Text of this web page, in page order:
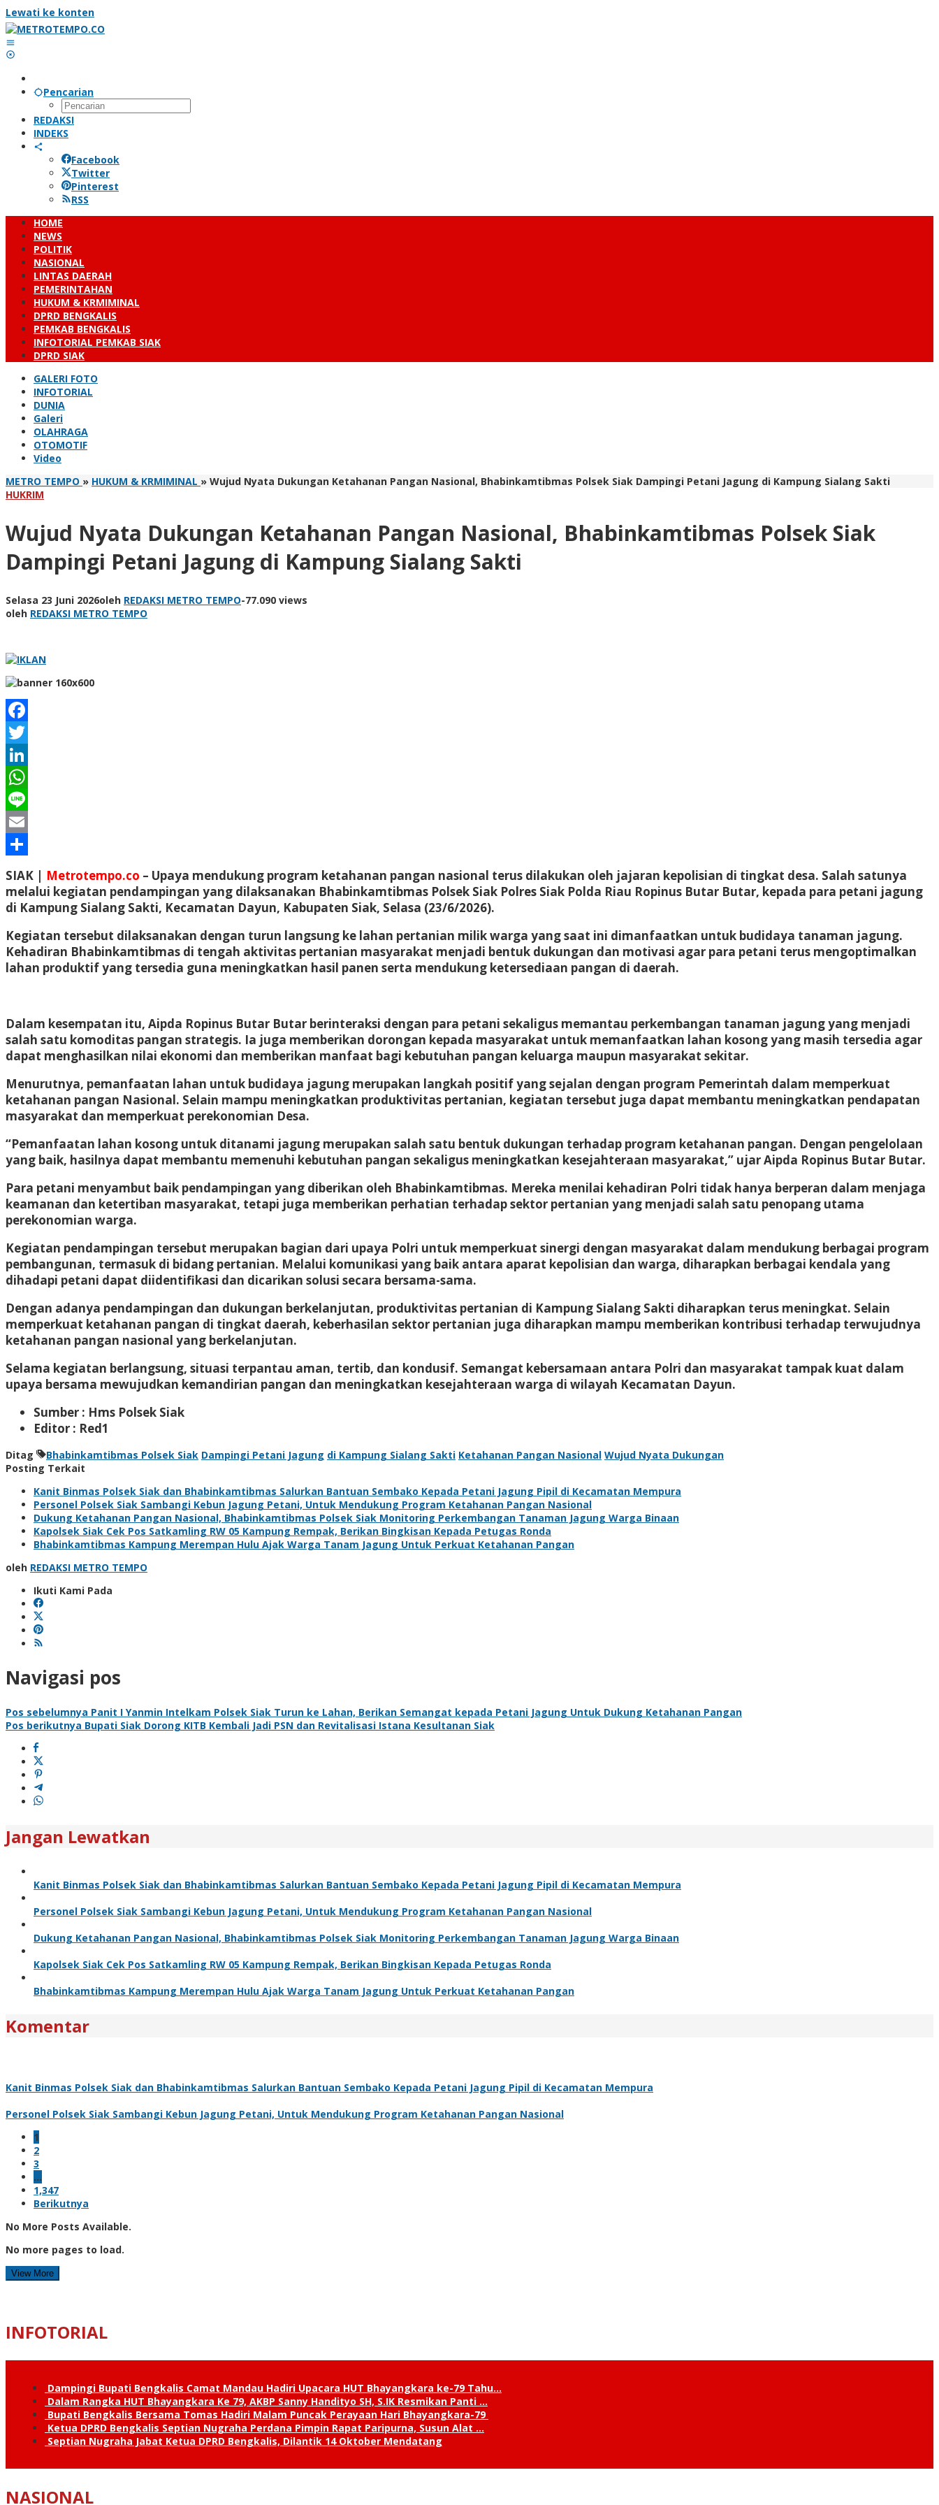
Lewati ke konten
Pencarian
REDAKSI
INDEKS
Facebook
Twitter
Pinterest
RSS
HOME
NEWS
POLITIK
NASIONAL
LINTAS DAERAH
PEMERINTAHAN
HUKUM & KRMIMINAL
DPRD BENGKALIS
PEMKAB BENGKALIS
INFOTORIAL PEMKAB SIAK
DPRD SIAK
GALERI FOTO
INFOTORIAL
DUNIA
Galeri
OLAHRAGA
OTOMOTIF
Video
METRO TEMPO » HUKUM & KRMIMINAL » Wujud Nyata Dukungan Ketahanan Pangan Nasional, Bhabinkamtibmas Polsek Siak Dampingi Petani Jagung di Kampung Sialang Sakti
HUKRIM
Wujud Nyata Dukungan Ketahanan Pangan Nasional, Bhabinkamtibmas Polsek Siak
Dampingi Petani Jagung di Kampung Sialang Sakti
Selasa 23 Juni 2026oleh REDAKSI METRO TEMPO-77.090 views
oleh REDAKSI METRO TEMPO
Facebook
Twitter
LinkedIn
WhatsApp
Line
Email
Share
SIAK | Metrotempo.co – Upaya mendukung program ketahanan pangan nasional terus dilakukan oleh jajaran kepolisian di tingkat desa. Salah satunya
melalui kegiatan pendampingan yang dilaksanakan Bhabinkamtibmas Polsek Siak Polres Siak Polda Riau Ropinus Butar Butar, kepada para petani jagung
di Kampung Sialang Sakti, Kecamatan Dayun, Kabupaten Siak, Selasa (23/6/2026).
Kegiatan tersebut dilaksanakan dengan turun langsung ke lahan pertanian milik warga yang saat ini dimanfaatkan untuk budidaya tanaman jagung.
Kehadiran Bhabinkamtibmas di tengah aktivitas pertanian masyarakat menjadi bentuk dukungan dan motivasi agar para petani terus mengoptimalkan
lahan produktif yang tersedia guna meningkatkan hasil panen serta mendukung ketersediaan pangan di daerah.
Dalam kesempatan itu, Aipda Ropinus Butar Butar berinteraksi dengan para petani sekaligus memantau perkembangan tanaman jagung yang menjadi
salah satu komoditas pangan strategis. Ia juga memberikan dorongan kepada masyarakat untuk memanfaatkan lahan kosong yang masih tersedia agar
dapat menghasilkan nilai ekonomi dan memberikan manfaat bagi kebutuhan pangan keluarga maupun masyarakat sekitar.
Menurutnya, pemanfaatan lahan untuk budidaya jagung merupakan langkah positif yang sejalan dengan program Pemerintah dalam memperkuat
ketahanan pangan Nasional. Selain mampu meningkatkan produktivitas pertanian, kegiatan tersebut juga dapat membantu meningkatkan pendapatan
masyarakat dan memperkuat perekonomian Desa.
“Pemanfaatan lahan kosong untuk ditanami jagung merupakan salah satu bentuk dukungan terhadap program ketahanan pangan. Dengan pengelolaan
yang baik, hasilnya dapat membantu memenuhi kebutuhan pangan sekaligus meningkatkan kesejahteraan masyarakat,” ujar Aipda Ropinus Butar Butar.
Para petani menyambut baik pendampingan yang diberikan oleh Bhabinkamtibmas. Mereka menilai kehadiran Polri tidak hanya berperan dalam menjaga
keamanan dan ketertiban masyarakat, tetapi juga memberikan perhatian terhadap sektor pertanian yang menjadi salah satu penopang utama
perekonomian warga.
Kegiatan pendampingan tersebut merupakan bagian dari upaya Polri untuk memperkuat sinergi dengan masyarakat dalam mendukung berbagai program
pembangunan, termasuk di bidang pertanian. Melalui komunikasi yang baik antara aparat kepolisian dan warga, diharapkan berbagai kendala yang
dihadapi petani dapat diidentifikasi dan dicarikan solusi secara bersama-sama.
Dengan adanya pendampingan dan dukungan berkelanjutan, produktivitas pertanian di Kampung Sialang Sakti diharapkan terus meningkat. Selain
memperkuat ketahanan pangan di tingkat daerah, keberhasilan sektor pertanian juga diharapkan mampu memberikan kontribusi terhadap terwujudnya
ketahanan pangan nasional yang berkelanjutan.
Selama kegiatan berlangsung, situasi terpantau aman, tertib, dan kondusif. Semangat kebersamaan antara Polri dan masyarakat tampak kuat dalam
upaya bersama mewujudkan kemandirian pangan dan meningkatkan kesejahteraan warga di wilayah Kecamatan Dayun.
Sumber : Hms Polsek Siak
Editor : Red1
Ditag Bhabinkamtibmas Polsek Siak Dampingi Petani Jagung di Kampung Sialang Sakti Ketahanan Pangan Nasional Wujud Nyata Dukungan
Posting Terkait
Kanit Binmas Polsek Siak dan Bhabinkamtibmas Salurkan Bantuan Sembako Kepada Petani Jagung Pipil di Kecamatan Mempura
Personel Polsek Siak Sambangi Kebun Jagung Petani, Untuk Mendukung Program Ketahanan Pangan Nasional
Dukung Ketahanan Pangan Nasional, Bhabinkamtibmas Polsek Siak Monitoring Perkembangan Tanaman Jagung Warga Binaan
Kapolsek Siak Cek Pos Satkamling RW 05 Kampung Rempak, Berikan Bingkisan Kepada Petugas Ronda
Bhabinkamtibmas Kampung Merempan Hulu Ajak Warga Tanam Jagung Untuk Perkuat Ketahanan Pangan
oleh REDAKSI METRO TEMPO
Ikuti Kami Pada
Navigasi pos
Pos sebelumnya Panit I Yanmin Intelkam Polsek Siak Turun ke Lahan, Berikan Semangat kepada Petani Jagung Untuk Dukung Ketahanan Pangan
Pos berikutnya Bupati Siak Dorong KITB Kembali Jadi PSN dan Revitalisasi Istana Kesultanan Siak
Jangan Lewatkan
Kanit Binmas Polsek Siak dan Bhabinkamtibmas Salurkan Bantuan Sembako Kepada Petani Jagung Pipil di Kecamatan Mempura
Personel Polsek Siak Sambangi Kebun Jagung Petani, Untuk Mendukung Program Ketahanan Pangan Nasional
Dukung Ketahanan Pangan Nasional, Bhabinkamtibmas Polsek Siak Monitoring Perkembangan Tanaman Jagung Warga Binaan
Kapolsek Siak Cek Pos Satkamling RW 05 Kampung Rempak, Berikan Bingkisan Kepada Petugas Ronda
Bhabinkamtibmas Kampung Merempan Hulu Ajak Warga Tanam Jagung Untuk Perkuat Ketahanan Pangan
Komentar
Kanit Binmas Polsek Siak dan Bhabinkamtibmas Salurkan Bantuan Sembako Kepada Petani Jagung Pipil di Kecamatan Mempura
Personel Polsek Siak Sambangi Kebun Jagung Petani, Untuk Mendukung Program Ketahanan Pangan Nasional
1
2
3
…
1,347
Berikutnya
No More Posts Available.
No more pages to load.
View More
INFOTORIAL
Dampingi Bupati Bengkalis Camat Mandau Hadiri Upacara HUT Bhayangkara ke-79 Tahu…
Dalam Rangka HUT Bhayangkara Ke 79, AKBP Sanny Handityo SH, S.IK Resmikan Panti …
Bupati Bengkalis Bersama Tomas Hadiri Malam Puncak Perayaan Hari Bhayangkara-79
Ketua DPRD Bengkalis Septian Nugraha Perdana Pimpin Rapat Paripurna, Susun Alat …
Septian Nugraha Jabat Ketua DPRD Bengkalis, Dilantik 14 Oktober Mendatang
NASIONAL